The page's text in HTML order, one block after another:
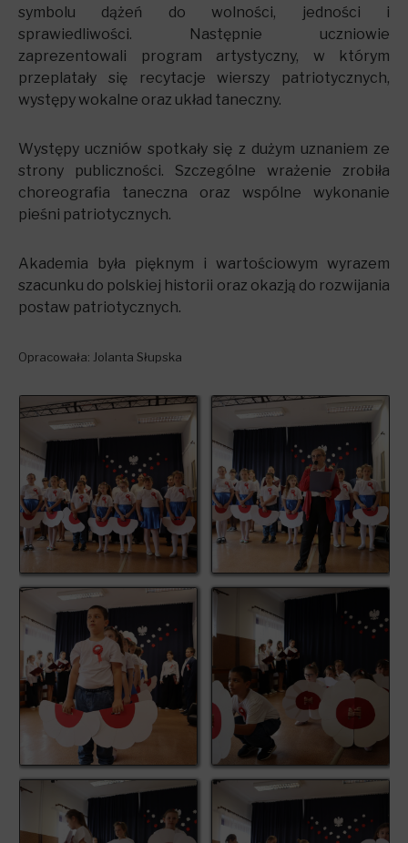
symbolu dążeń do wolności, jedności i
sprawiedliwości. Następnie uczniowie
zaprezentowali program artystyczny, w którym
przeplatały się recytacje wierszy patriotycznych,
występy wokalne oraz układ taneczny.
Występy uczniów spotkały się z dużym uznaniem ze
strony publiczności. Szczególne wrażenie zrobiła
choreografia taneczna oraz wspólne wykonanie
pieśni patriotycznych.
Akademia była pięknym i wartościowym wyrazem
szacunku do polskiej historii oraz okazją do rozwijania
postaw patriotycznych.
Opracowała: Jolanta Słupska